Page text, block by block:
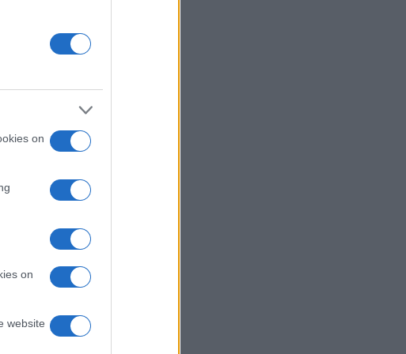
on
on
website
Καρολίνα - Πληροφορίες για νεκρούς
και τραυματίες
05/08/26 - 20:52
Σύμη: Εντοπίστηκε σορός κοντά στον
αγνοούμενο Γερμανό τουρίστα
ΔΙΕΘΝΗ
05/08/26 - 20:24
Ιράν: Διαψεύδει συμμετοχή σε
Δεν αρκεί η επιτροφή στις
δεσμεύσεις για το Ορμούζ
05/08/26 - 20:12
διοδίων στo Στενό του Ορμούζ,
ζητούν ελεύθερη διέλευση